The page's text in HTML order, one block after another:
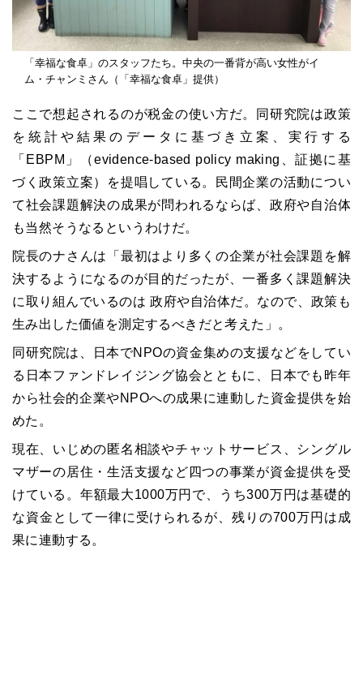
「幸福な食卓」のスタッフたち。中央の一番背が高い女性がイ
ム・チャンミさん（「幸福な食卓」提供）
ここで想起されるのが税金の使い方だ。同研究院は政策
を統計や結果のデータに基づき立案、実行する
「EBPM」（evidence-based policy making、証拠に基
づく政策立案）を提唱している。民間企業の活動につい
て社会課題解決の成果が問われるならば、政府や自治体
も当然そうなるというわけだ。
院長のナさんは「最初はより多くの企業が社会課題を解
決するようになるのが目的だったが、一番多く課題解決
に取り組んでいるのは 政府や自治体だ。なので、政策も
生み出した価値を測定するべきだと考えた」。
同研究院は、日本でNPOの資金集めの支援などをしてい
る日本ファンドレイジング協会とともに、日本でも昨年
から社会的企業やNPOへの成果に連動した資金提供を始
めた。
現在、いじめの匿名相談やチャットサービス、シングル
マザーの居住・生活支援など四つの事業が資金提供を受
けている。年額最大1000万円で、うち300万円は基礎的
な資金として一律に受けられるが、残りの700万円は成
果に連動する。